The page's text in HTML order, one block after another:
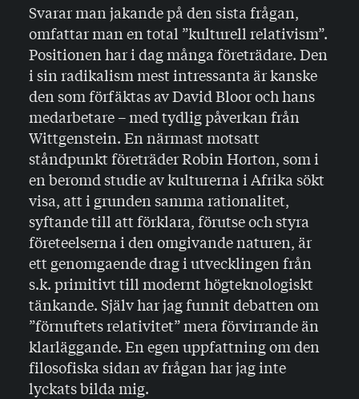
Svarar man jakande på den sista frågan,
omfattar man en total ”kulturell relativism”.
Positionen har i dag många företrädare. Den
i sin radikalism mest intressanta är kanske
den som förfäktas av David Bloor och hans
medarbetare – med tydlig påverkan från
Wittgenstein. En närmast motsatt
ståndpunkt företräder Robin Horton, som i
en beromd studie av kulturerna i Afrika sökt
visa, att i grunden samma rationalitet,
syftande till att förklara, förutse och styra
företeelserna i den omgivande naturen, är
ett genomgaende drag i utvecklingen från
s.k. primitivt till modernt högteknologiskt
tänkande. Själv har jag funnit debatten om
”förnuftets relativitet” mera förvirrande än
klarläggande. En egen uppfattning om den
filosofiska sidan av frågan har jag inte
lyckats bilda mig.